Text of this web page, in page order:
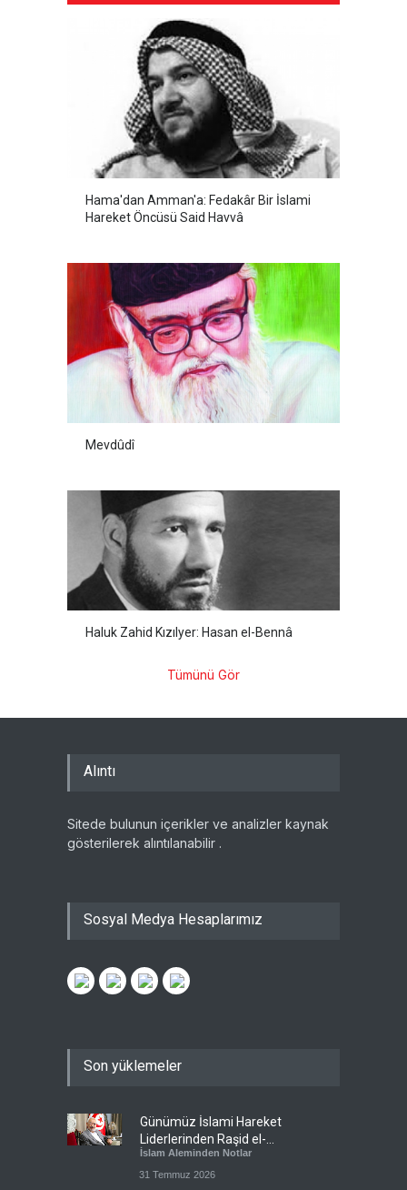
Hama'dan Amman'a: Fedakâr Bir İslami
Hareket Öncüsü Said Havvâ
Mevdûdî
Haluk Zahid Kızılyer: Hasan el-Bennâ
Tümünü Gör
Alıntı
Sitede bulunun içerikler ve analizler kaynak
gösterilerek alıntılanabilir .
Sosyal Medya Hesaplarımız
Son yüklemeler
Günümüz İslami Hareket
Liderlerinden Raşid el-
Gannuşi’ye Seküler Faşizmin
Zindanlarında Ağır Tecrit
İslam Aleminden Notlar
31 Temmuz 2026